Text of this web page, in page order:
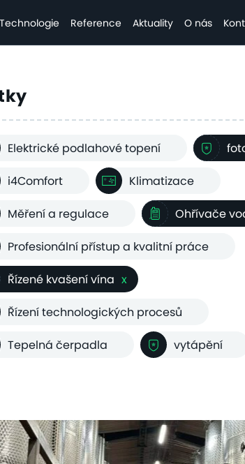
Technologie Reference Aktuality O nás
Elektrické podlahové topení
i4Comfort Klimatizace
Měření a regulace Ohřívače
Profesionální přístup a kvalitní práce
Řízené kvašení vína x
Řízení technologických procesů
Tepelná čerpadla vytápění